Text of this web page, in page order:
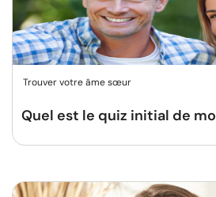
Trouver votre âme sœur
Quel est le quiz initial de